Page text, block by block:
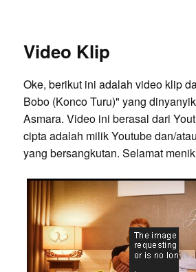
Video Klip
Oke, berikut ini adalah video klip
Bobo (Konco Turu)" yang
Asmara. Video ini berasal dari
cipta adalah milik Youtube dan/
yang bersangkutan. Selamat